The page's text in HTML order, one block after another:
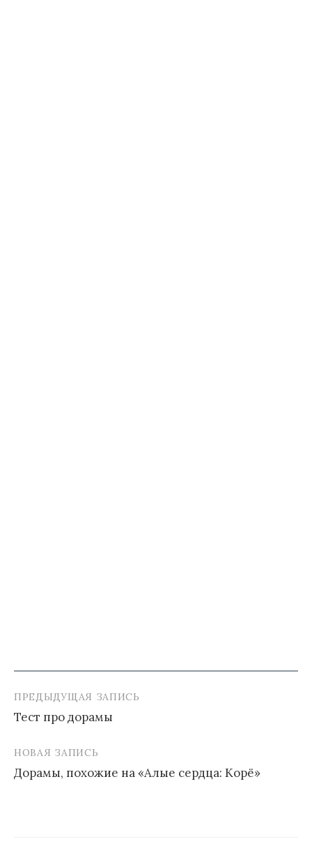
Навигация
по
записям
ПРЕДЫДУЩАЯ ЗАПИСЬ
Тест про дорамы
НОВАЯ ЗАПИСЬ
Дорамы, похожие на «Алые сердца: Корё»